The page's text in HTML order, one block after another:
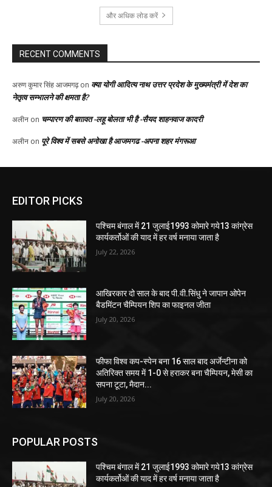
EDITOR PICKS
पश्चिम बंगाल में 21 जुलाई1993 कोमारे गये13 कांग्रेस
कार्यकर्तोओं की याद में हर वर्ष मनाया जाता है
July 22, 2026
आखिरकार दो साल के बाद पी.वी.सिंधु ने जापान ओपेन
बैडमिंटन चैम्पियन शिप का फाइनल जीता
July 20, 2026
फीफा विश्व कप-स्पेन बना 16 साल बाद अर्जेन्टीना को
अतिरिक्त समय में 1-0 से हराकर बना चैम्पियन, मेसी का
सपना टूटा, मैदान...
July 20, 2026
POPULAR POSTS
पश्चिम बंगाल में 21 जुलाई1993 कोमारे गये13 कांग्रेस
कार्यकर्तोओं की याद में हर वर्ष मनाया जाता है